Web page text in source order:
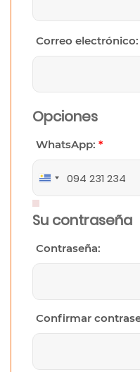
Correo electrónico:
Opciones
WhatsApp: *
Uruguay
+598
Su contraseña
Contraseña:
Confirmar